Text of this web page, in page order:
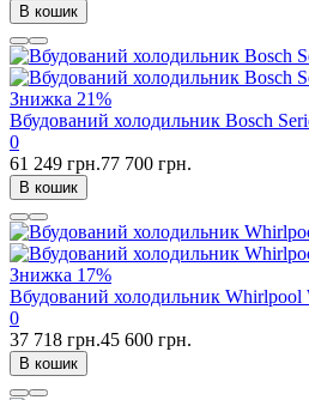
В кошик
Знижка 21%
Вбудований холодильник Bosch
0
61 249 грн.77 700 грн.
В кошик
Знижка 17%
Вбудований холодильник Whirlpool
0
37 718 грн.45 600 грн.
В кошик